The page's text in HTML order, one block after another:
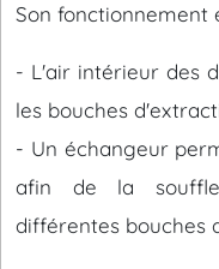
Son fonctionnement
- L'air intérieur des
les bouches
- Un échangeur
afin de la
différentes bouches